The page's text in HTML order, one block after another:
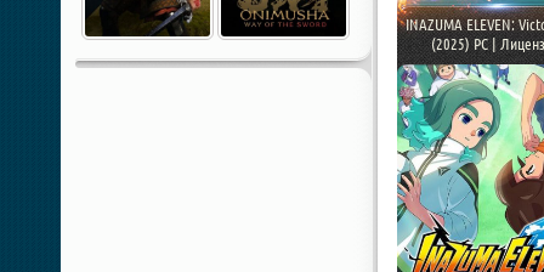
Приключения
INAZUMA ELEVEN:
(2025) PC |